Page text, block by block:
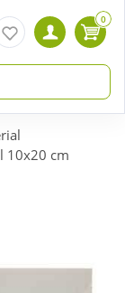
0
10x20 cm